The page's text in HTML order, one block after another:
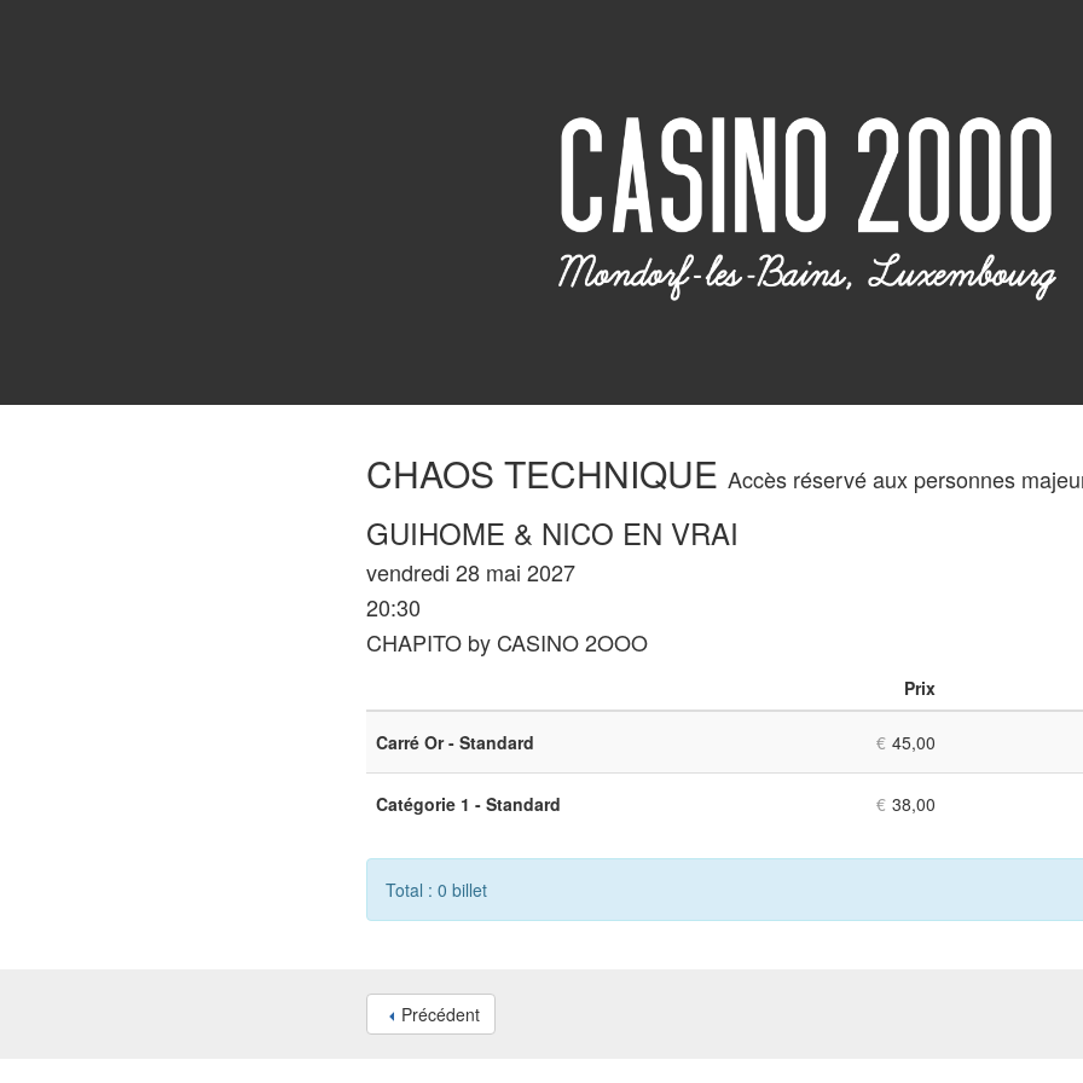
CHAOS TECHNIQUE Accès réservé aux personnes
GUIHOME & NICO EN VRAI
vendredi 28 mai 2027
20:30
CHAPITO by CASINO 2OOO
Prix
Carré Or - Standard € 45,00
Catégorie 1 - Standard € 38,00
Total : 0 billet
Précédent